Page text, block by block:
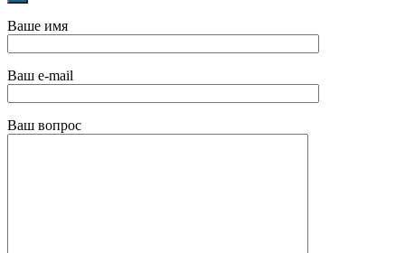
Ваше имя
Ваш e-mail
Ваш вопрос